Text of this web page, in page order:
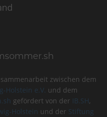
zwischen dem
Holstein e.V. und dem
gefördert von der IB.SH,
Holstein und der Stiftung